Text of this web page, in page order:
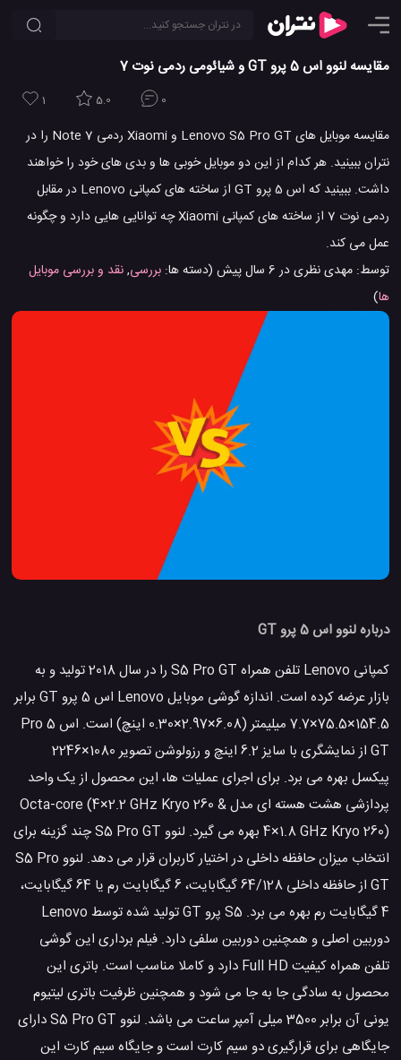
مقایسه لنوو اس 5 پرو GT و شیائومی ردمی نوت 7
1 5.0 0
مقایسه موبایل های Lenovo S5 Pro GT و Xiaomi ردمی Note 7 را در
نتران ببینید. هر کدام از این دو موبایل خوبی ها و بدی های خود را خواهند
داشت. ببینید که اس 5 پرو GT از ساخته های کمپانی Lenovo در مقابل
ردمی نوت 7 از ساخته های کمپانی Xiaomi چه توانایی هایی دارد و چگونه
عمل می کند.
توسط: مهدی نظریدر6 سال پیش (دسته ها: بررسی,نقد و بررسی موبایل
ها)
درباره لنوو اس 5 پرو GT
کمپانی Lenovo تلفن همراه S5 Pro GT را در سال 2018 تولید و به
بازار عرضه کرده است. اندازه گوشی موبایل Lenovo اس 5 پرو GT برابر
154.5×75.5×7.7 میلیمتر (6.08×2.97×0.30 اینچ) است. اس 5 Pro
GT از نمایشگری با سایز 6.2 اینچ و رزولوشن تصویر 1080×2246
پیکسل بهره می برد. برای اجرای عملیات ها، این محصول از یک واحد
پردازشی هشت هسته ای مدل Octa-core (4×2.2 GHz Kryo 260 &
4×1.8 GHz Kryo 260) بهره می گیرد. لنوو S5 Pro GT چند گزینه برای
انتخاب میزان حافظه داخلی در اختیار کاربران قرار می دهد. لنوو S5 Pro
GT از حافظه داخلی 64/128 گیگابایت، 6 گیگابایت رم یا 64 گیگابایت،
4 گیگابایت رم بهره می برد. S5 پرو GT تولید شده توسط Lenovo
دوربین اصلی و همچنین دوربین سلفی دارد. فیلم برداری این گوشی
تلفن همراه کیفیت Full HD دارد و کاملا مناسب است. باتری این
محصول به سادگی جا به جا می شود و همچنین ظرفیت باتری لیتیوم
یونی آن برابر 3500 میلی آمپر ساعت می باشد. لنوو S5 Pro GT دارای
جایگاهی برای قرارگیری دو سیم کارت است و جایگاه سیم کارت این